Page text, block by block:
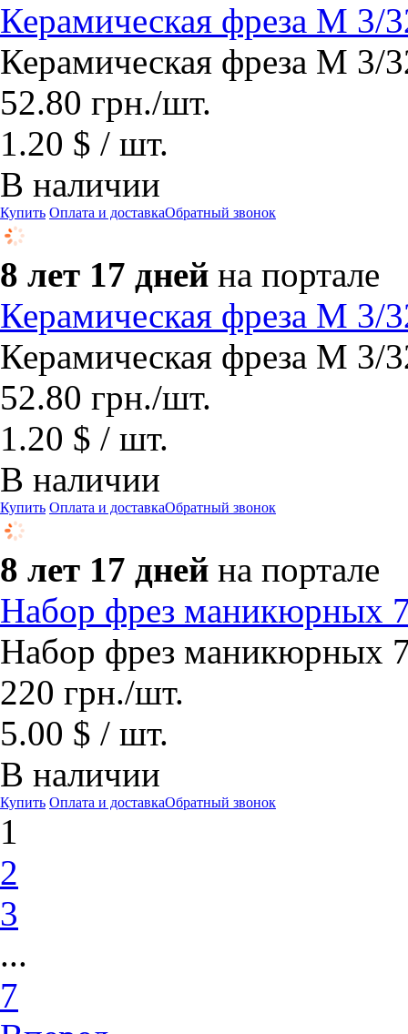
Керамическая фреза М 3/
Керамическая фреза М 3/
52.80 грн./шт.
1.20 $ / шт.
В наличии
Купить Оплата и доставкаОбратный звонок
8 лет 17 дней на портале
Керамическая фреза М
Керамическая фреза М
52.80 грн./шт.
1.20 $ / шт.
В наличии
Купить Оплата и доставкаОбратный звонок
8 лет 17 дней на портале
Набор фрез маникюрных
Набор фрез маникюрных
220 грн./шт.
5.00 $ / шт.
В наличии
Купить Оплата и доставкаОбратный звонок
1
2
3
...
7